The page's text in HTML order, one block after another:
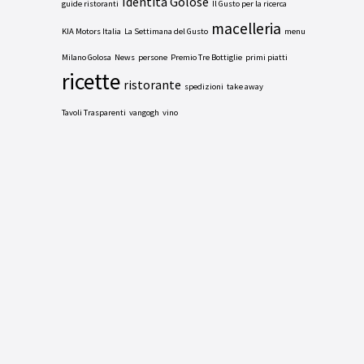
guide ristoranti Il Gusto per la ricerca
KIA Motors Italia La Settimana del Gusto macelleria menu
Milano Golosa News persone Premio Tre Bottiglie primi piatti
ricette ristorante spedizioni take away
Tavoli Trasparenti vangogh vino